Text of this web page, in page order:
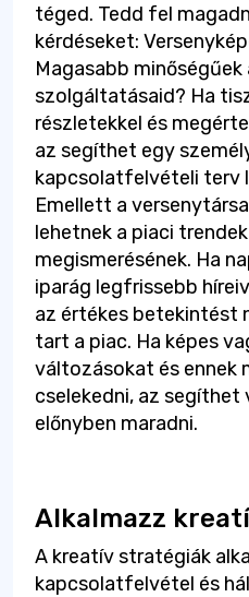
téged. Tedd fel
kérdéseket:
Magasabb
szolgáltatásaid? Ha
részletekkel és
az segíthet egy
kapcsolatfelvételi terv
Emellett a
lehetnek a piaci
megismerésének. Ha
iparág legfrissebb
az értékes betekintést
tart a piac. Ha képes
változásokat és ennek
cselekedni, az segíthet
előnyben maradni.
Alkalmazz
A kreatív stratégiák
kapcsolatfelvétel és